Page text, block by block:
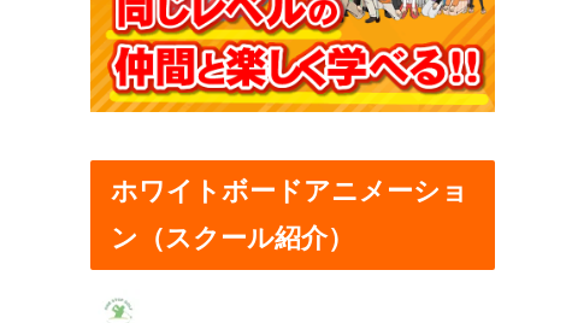
ホワイトボードアニメーショ
ン（スクール紹介）
動